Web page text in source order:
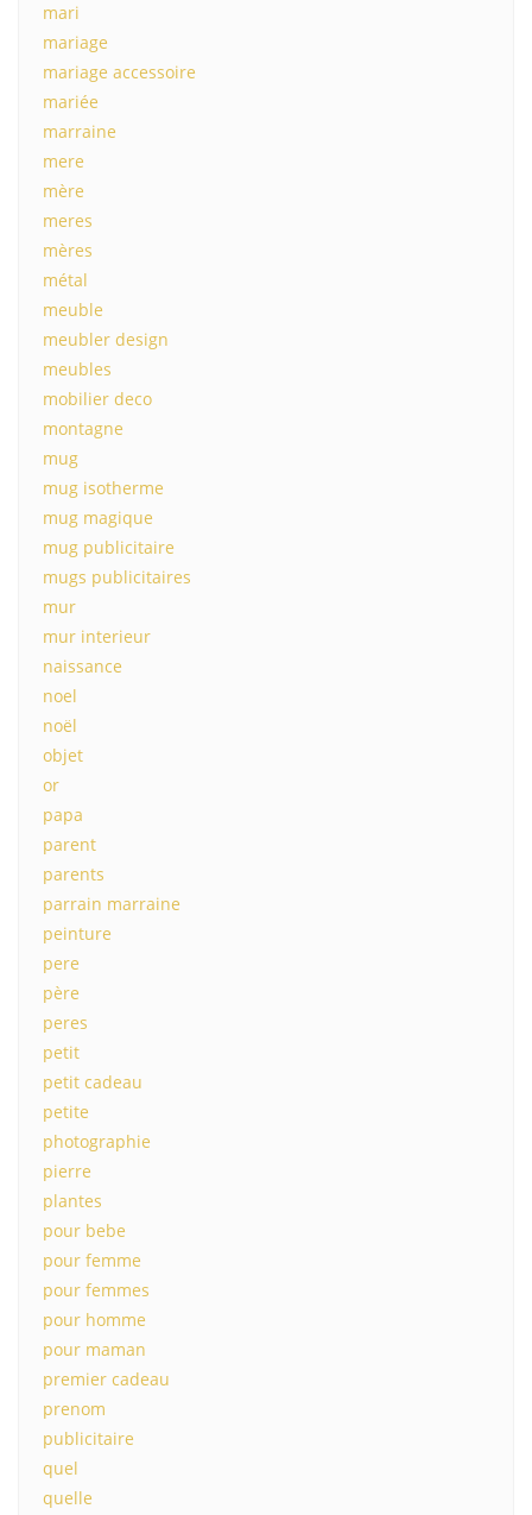
mari
mariage
mariage accessoire
mariée
marraine
mere
mère
meres
mères
métal
meuble
meubler design
meubles
mobilier deco
montagne
mug
mug isotherme
mug magique
mug publicitaire
mugs publicitaires
mur
mur interieur
naissance
noel
noël
objet
or
papa
parent
parents
parrain marraine
peinture
pere
père
peres
petit
petit cadeau
petite
photographie
pierre
plantes
pour bebe
pour femme
pour femmes
pour homme
pour maman
premier cadeau
prenom
publicitaire
quel
quelle